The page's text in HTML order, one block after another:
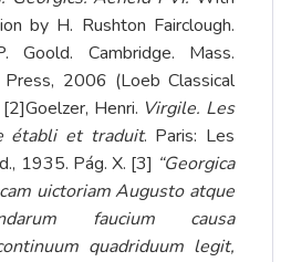
by H. Rushton Fairclough.
Goold. Cambridge. Mass.
Press, 2006 (Loeb Classical
[2]Goelzer, Henri. Virgile. Les
établi et traduit. Paris: Les
1935. Pág. X. [3] “Georgica
uictoriam Augusto atque
faucium causa
quadriduum legit,